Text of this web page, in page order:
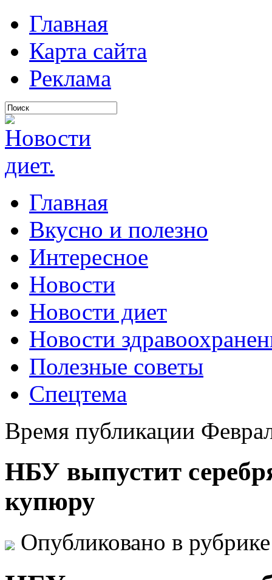
Главная
Карта сайта
Реклама
Главная
Вкусно и полезно
Интересное
Новости
Новости диет
Новости
Полезные советы
Спецтема
Время публикации
НБУ выпустит
купюру
Опубликовано в